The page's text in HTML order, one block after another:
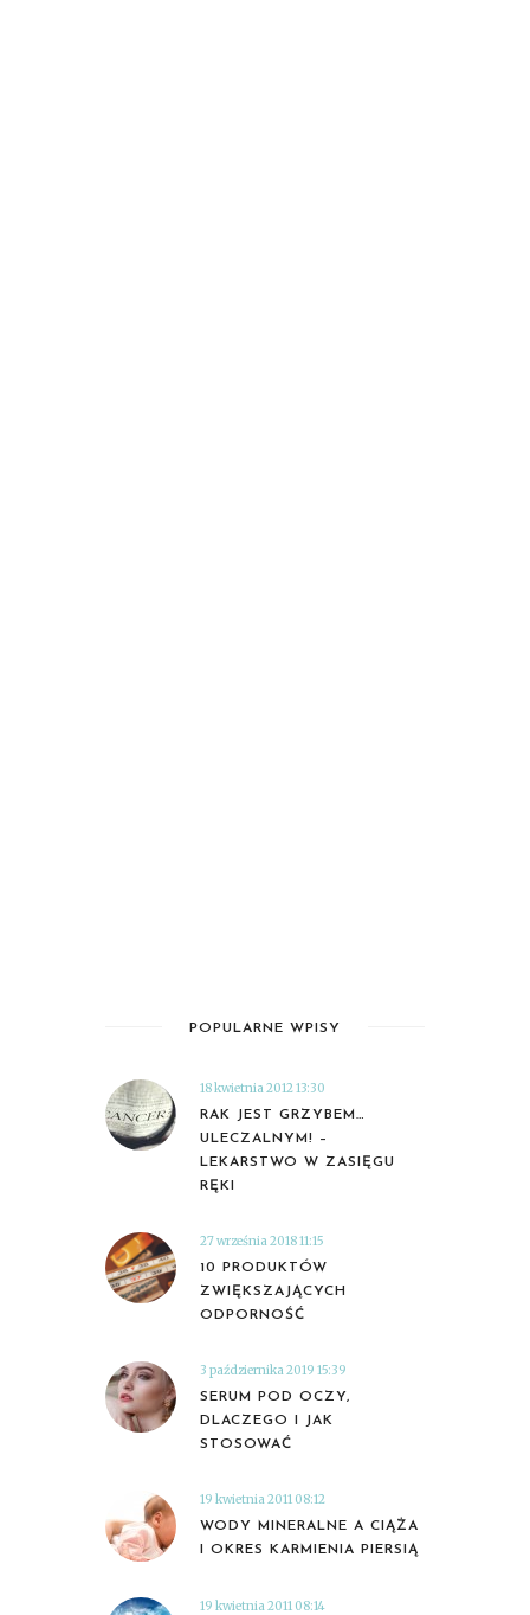
POPULARNE WPISY
18 kwietnia 2012 13:30
RAK JEST GRZYBEM…
ULECZALNYM! –
LEKARSTWO W ZASIĘGU
RĘKI
27 września 2018 11:15
10 PRODUKTÓW
ZWIĘKSZAJĄCYCH
ODPORNOŚĆ
3 października 2019 15:39
SERUM POD OCZY,
DLACZEGO I JAK
STOSOWAĆ
19 kwietnia 2011 08:12
WODY MINERALNE A CIĄŻA
I OKRES KARMIENIA PIERSIĄ
19 kwietnia 2011 08:14